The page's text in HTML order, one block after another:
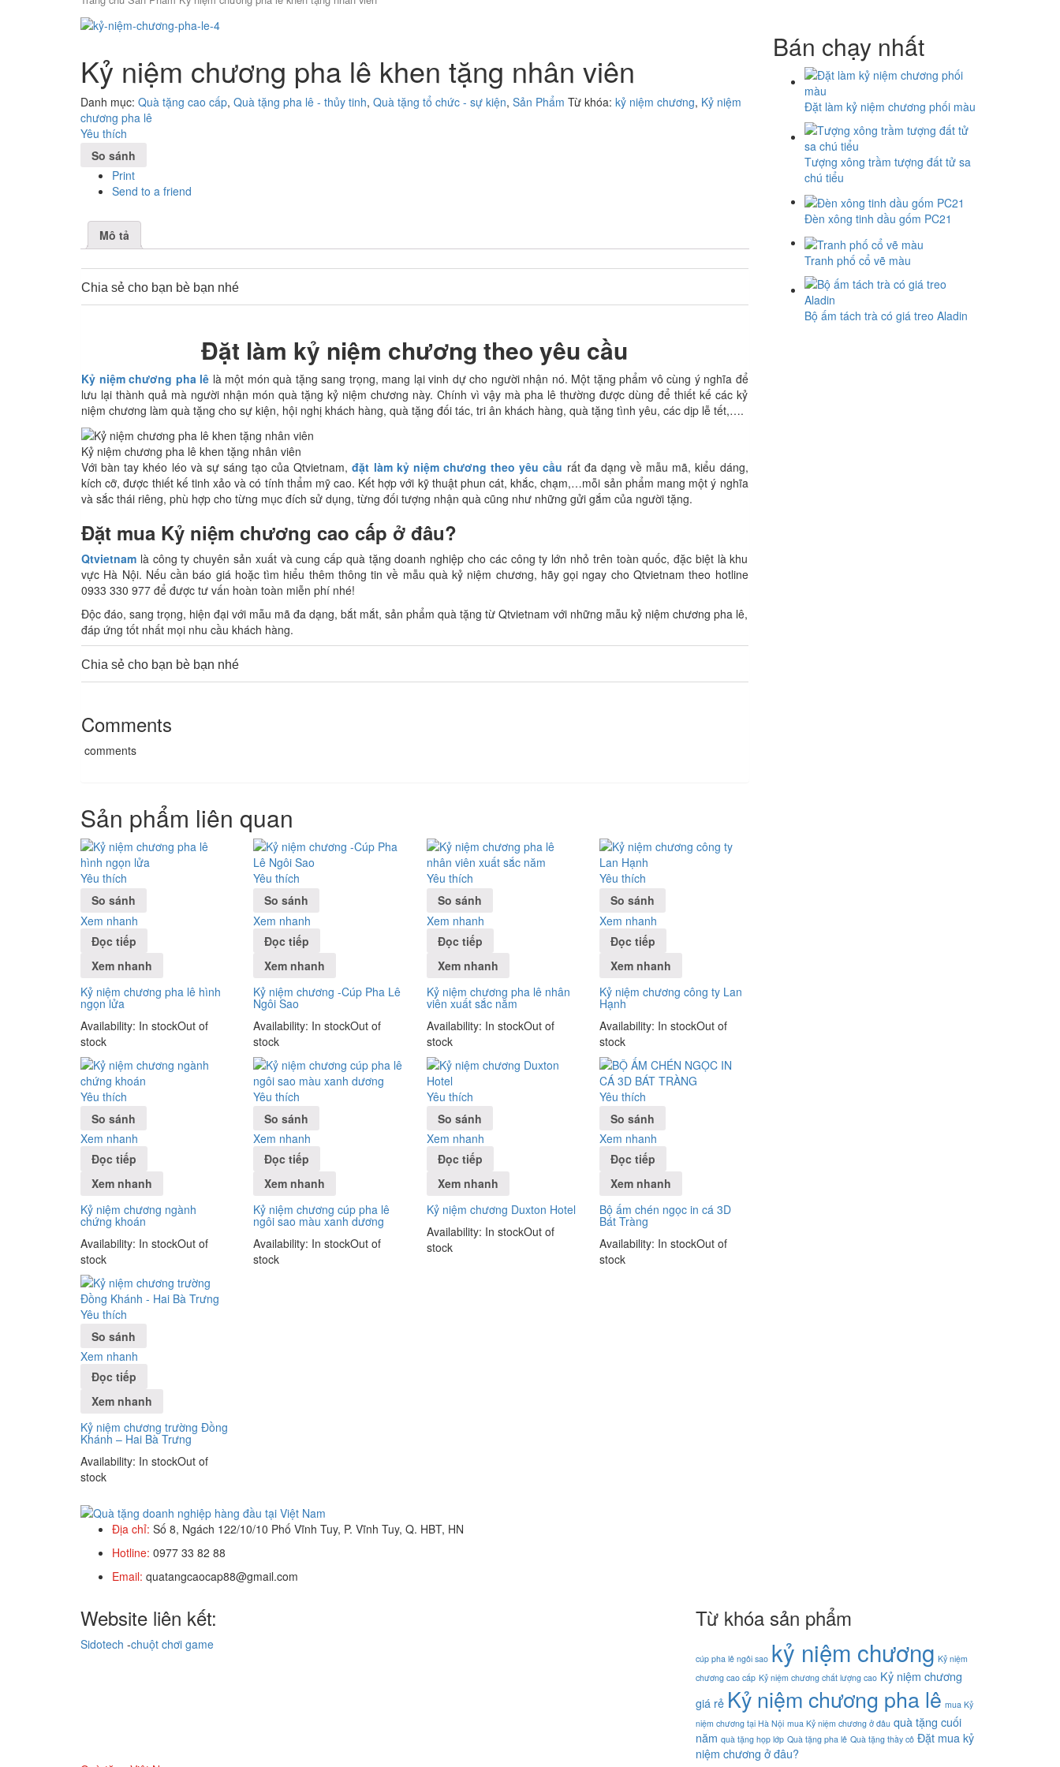
Kỷ niệm chương pha lê khen tặng nhân viên
Danh mục: Quà tặng cao cấp, Quà tặng pha lê - thủy tinh, Quà tặng tổ chức - sự kiện, Sản Phẩm Từ khóa: kỷ niệm chương, Kỷ niệm
chương pha lê
Yêu thích
So sánh
Print
Send to a friend
Mô tả
Chia sẻ cho bạn bè bạn nhé
Đặt làm kỷ niệm chương theo yêu cầu
Kỷ niệm chương pha lê là một món quà tặng sang trọng, mang lại vinh dự cho người nhận nó. Một tặng phẩm vô cùng ý nghĩa để
lưu lại thành quả mà người nhận món quà tặng kỷ niệm chương này. Chính vì vậy mà pha lê thường được dùng để thiết kế các kỷ
niệm chương làm quà tặng cho sự kiện, hội nghị khách hàng, quà tặng đối tác, tri ân khách hàng, quà tặng tình yêu, các dịp lễ tết,….
Kỷ niệm chương pha lê khen tặng nhân viên
Với bàn tay khéo léo và sự sáng tạo của Qtvietnam,đặt làm kỷ niệm chương theo yêu cầu rất đa dạng về mẫu mã, kiểu dáng,
kích cỡ, được thiết kế tinh xảo và có tính thẩm mỹ cao. Kết hợp với kỹ thuật phun cát, khắc, chạm,…mỗi sản phẩm mang một ý nghĩa
và sắc thái riêng, phù hợp cho từng mục đích sử dụng, từng đối tượng nhận quà cũng như những gửi gắm của người tặng.
Đặt mua Kỷ niệm chương cao cấp ở đâu?
Qtvietnam là công ty chuyên sản xuất và cung cấp quà tặng doanh nghiệp cho các công ty lớn nhỏ trên toàn quốc, đặc biệt là khu
vực Hà Nội. Nếu cần báo giá hoặc tìm hiểu thêm thông tin về mẫu quà kỷ niệm chương, hãy gọi ngay cho Qtvietnam theo hotline
0933 330 977 để được tư vấn hoàn toàn miễn phí nhé!
Độc đáo, sang trọng, hiện đại với mẫu mã đa dạng, bắt mắt, sản phẩm quà tặng từ Qtvietnam với những mẫu kỷ niệm chương pha lê,
đáp ứng tốt nhất mọi nhu cầu khách hàng.
Chia sẻ cho bạn bè bạn nhé
Comments
comments
Sản phẩm liên quan
Yêu thích
So sánh
Xem nhanh
Đọc tiếp
Xem nhanh
Kỷ niệm chương pha lê hình
ngọn lửa
Availability: In stockOut of
stock
Yêu thích
So sánh
Xem nhanh
Đọc tiếp
Xem nhanh
Kỷ niệm chương -Cúp Pha Lê
Ngôi Sao
Availability: In stockOut of
stock
Yêu thích
So sánh
Xem nhanh
Đọc tiếp
Xem nhanh
Kỷ niệm chương pha lê nhân
viên xuất sắc năm
Availability: In stockOut of
stock
Yêu thích
So sánh
Xem nhanh
Đọc tiếp
Xem nhanh
Kỷ niệm chương công ty Lan
Hạnh
Availability: In stockOut of
stock
Yêu thích
So sánh
Xem nhanh
Đọc tiếp
Xem nhanh
Kỷ niệm chương ngành
chứng khoán
Availability: In stockOut of
stock
Yêu thích
So sánh
Xem nhanh
Đọc tiếp
Xem nhanh
Kỷ niệm chương cúp pha lê
ngôi sao màu xanh dương
Availability: In stockOut of
stock
Yêu thích
So sánh
Xem nhanh
Đọc tiếp
Xem nhanh
Kỷ niệm chương Duxton Hotel
Availability: In stockOut of
stock
Yêu thích
So sánh
Xem nhanh
Đọc tiếp
Xem nhanh
Bộ ấm chén ngọc in cá 3D
Bát Tràng
Availability: In stockOut of
stock
Yêu thích
So sánh
Xem nhanh
Đọc tiếp
Xem nhanh
Kỷ niệm chương trường Đồng
Khánh – Hai Bà Trưng
Availability: In stockOut of
stock
Bán chạy nhất
Đặt làm kỷ niệm chương phối màu
Tượng xông trầm tượng đất tử sa
chú tiểu
Đèn xông tinh dầu gốm PC21
Tranh phố cổ vẽ màu
Bộ ấm tách trà có giá treo Aladin
Địa chỉ: Số 8, Ngách 122/10/10 Phố Vĩnh Tuy, P. Vĩnh Tuy, Q. HBT, HN
Hotline: 0977 33 82 88
Email: quatangcaocap88@gmail.com
Website liên kết:
Sidotech -chuột chơi game
Từ khóa sản phẩm
cúp pha lê ngôi sao kỷ niệm chương Kỷ niệm
chương cao cấp Kỷ niệm chương chất lượng cao Kỷ niệm chương
giá rẻ Kỷ niệm chương pha lê mua Kỷ
niệm chương tại Hà Nội mua Kỷ niệm chương ở đâu quà tặng cuối
năm quà tặng họp lớp Quà tặng pha lê Quà tặng thầy cô Đặt mua kỷ
niệm chương ở đâu?